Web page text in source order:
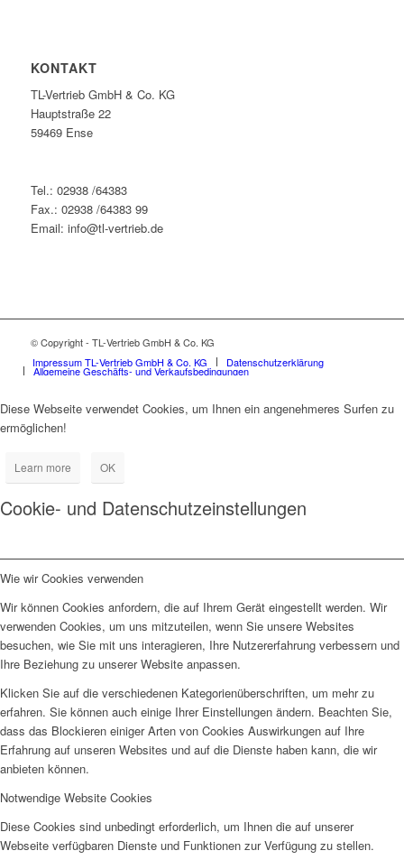
KONTAKT
TL-Vertrieb GmbH & Co. KG
Hauptstraße 22
59469 Ense
Tel.: 02938 /64383
Fax.: 02938 /64383 99
Email: info@tl-vertrieb.de
© Copyright - TL-Vertrieb GmbH & Co. KG
Impressum TL-Vertrieb GmbH & Co. KG
Datenschutzerklärung
Allgemeine Geschäfts- und Verkaufsbedingungen
Diese Webseite verwendet Cookies, um Ihnen ein angenehmeres Surfen zu
ermöglichen!
Learn more OK
Cookie- und Datenschutzeinstellungen
Wie wir Cookies verwenden
Wir können Cookies anfordern, die auf Ihrem Gerät eingestellt werden. Wir
verwenden Cookies, um uns mitzuteilen, wenn Sie unsere Websites
besuchen, wie Sie mit uns interagieren, Ihre Nutzererfahrung verbessern und
Ihre Beziehung zu unserer Website anpassen.
Klicken Sie auf die verschiedenen Kategorienüberschriften, um mehr zu
erfahren. Sie können auch einige Ihrer Einstellungen ändern. Beachten Sie,
dass das Blockieren einiger Arten von Cookies Auswirkungen auf Ihre
Erfahrung auf unseren Websites und auf die Dienste haben kann, die wir
anbieten können.
Notwendige Website Cookies
Diese Cookies sind unbedingt erforderlich, um Ihnen die auf unserer
Webseite verfügbaren Dienste und Funktionen zur Verfügung zu stellen.